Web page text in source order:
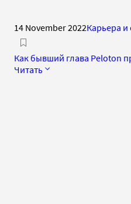
14 November 2022Карьера и
Как бывший глава Peloton
Читать